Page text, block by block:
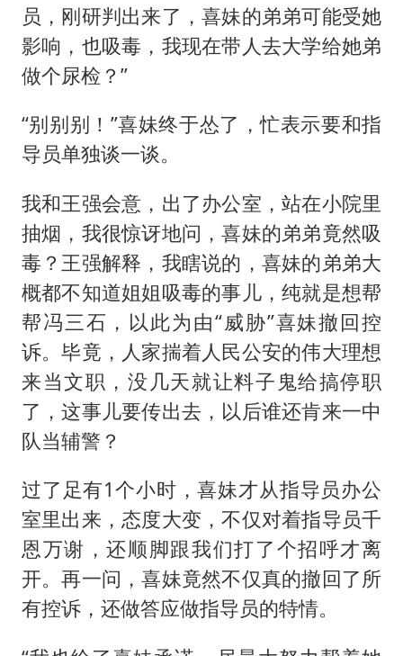
员，刚研判出来了，喜妹的弟弟可能受她
影响，也吸毒，我现在带人去大学给她弟
做个尿检？”
“别别别！”喜妹终于怂了，忙表示要和指
导员单独谈一谈。
我和王强会意，出了办公室，站在小院里
抽烟，我很惊讶地问，喜妹的弟弟竟然吸
毒？王强解释，我瞎说的，喜妹的弟弟大
概都不知道姐姐吸毒的事儿，纯就是想帮
帮冯三石，以此为由“威胁”喜妹撤回控
诉。毕竟，人家揣着人民公安的伟大理想
来当文职，没几天就让料子鬼给搞停职
了，这事儿要传出去，以后谁还肯来一中
队当辅警？
过了足有1个小时，喜妹才从指导员办公
室里出来，态度大变，不仅对着指导员千
恩万谢，还顺脚跟我们打了个招呼才离
开。再一问，喜妹竟然不仅真的撤回了所
有控诉，还做答应做指导员的特情。